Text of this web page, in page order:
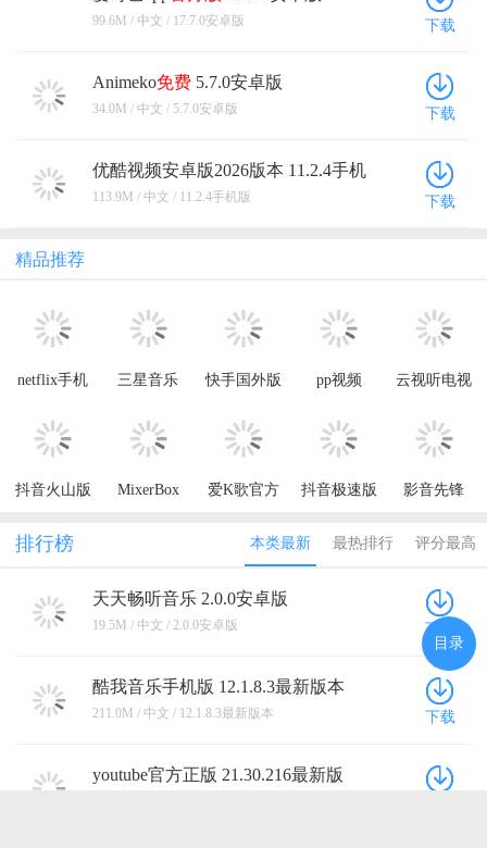
影音先锋
排行榜 本类最新 评分最高
19.5M / 中文 / 2.0.0安卓版 下载
youtube官方正版 21.30.216最新版
189.7M / 中文 / 21.30.216最新版 下载
179.8M / 中文 / 20.4.0安卓版 下载
雨燕投屏官方版 6.2.10.22手机版
点击查看更多
鄂ICP备19015053号-3
目录